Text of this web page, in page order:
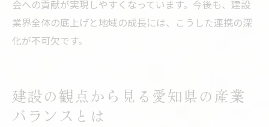
会への貢献が実現しやすくなっています。今後も、建設
業界全体の底上げと地域の成長には、こうした連携の深
化が不可欠です。
建設の観点から見る愛知県の産業
バランスとは